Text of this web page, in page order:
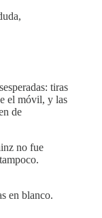
tiras
el móvil, y las
de
no fue
en blanco.